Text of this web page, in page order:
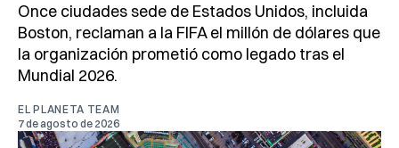
Once ciudades sede de Estados Unidos, incluida
Boston, reclaman a la FIFA el millón de dólares que
la organización prometió como legado tras el
Mundial 2026.
EL PLANETA TEAM
7 de agosto de 2026